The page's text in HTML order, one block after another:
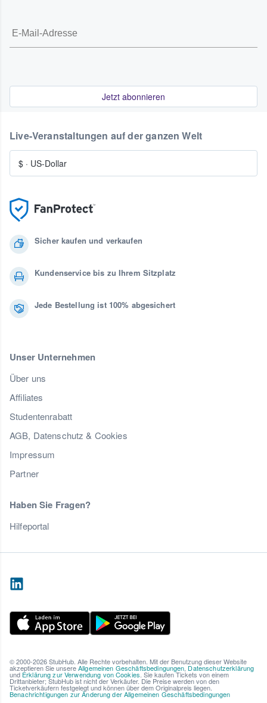
Jetzt abonnieren
Sicher kaufen und verkaufen
Kundenservice bis zu Ihrem Sitzplatz
Jede Bestellung ist 100% abgesichert
Unser Unternehmen
Über uns
Affiliates
Studentenrabatt
AGB, Datenschutz & Cookies
Impressum
Partner
Haben Sie Fragen?
Hilfeportal
Live-Veranstaltungen auf der ganzen Welt
$ · US-Dollar
© 2000-2026 StubHub. Alle Rechte vorbehalten. Mit der Benutzung dieser Website
akzeptieren Sie unsereAllgemeinen Geschäftsbedingungen, Datenschutzerklärung
und Erklärung zur Verwendung von Cookies. Sie kaufen Tickets von einem
Drittanbieter; StubHub ist nicht der Verkäufer. Die Preise werden von den
Ticketverkäufern festgelegt und können über dem Originalpreis liegen.
Benachrichtigungen zur Änderung der Allgemeinen Geschäftsbedingungen